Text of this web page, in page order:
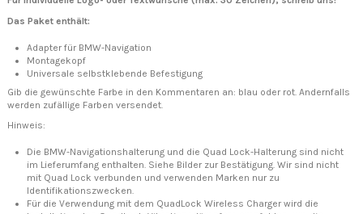
Das Paket enthält:
Adapter für BMW-Navigation
Montagekopf
Universale selbstklebende Befestigung
Gib die gewünschte Farbe in den Kommentaren an: blau oder rot. Andernfalls
werden zufällige Farben versendet.
Hinweis:
Die BMW-Navigationshalterung und die Quad Lock-Halterung sind nicht
im Lieferumfang enthalten. Siehe Bilder zur Bestätigung. Wir sind nicht
mit Quad Lock verbunden und verwenden Marken nur zu
Identifikationszwecken.
Für die Verwendung mit dem QuadLock Wireless Charger wird die